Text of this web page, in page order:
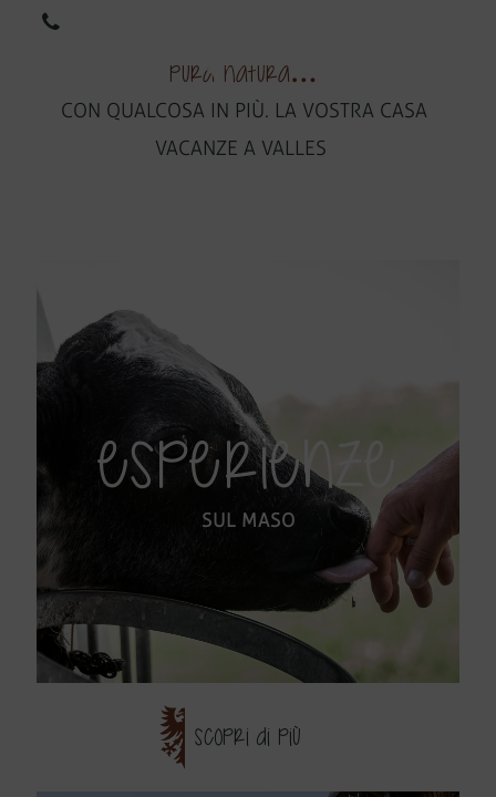
Pura natura…
CON QUALCOSA IN PIÙ. LA VOSTRA CASA
VACANZE A VALLES
ESPERIENZE
SUL MASO
SCOPRI DI PIÙ